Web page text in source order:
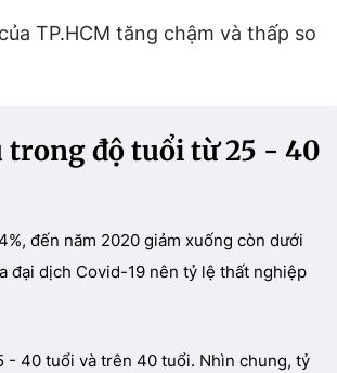
TP.HCM tăng chậm và thấp so
trong độ tuổi từ 25 - 40
đến năm 2020 giảm xuống còn dưới
đại dịch Covid-19 nên tỷ lệ thất nghiệp
40 tuổi và trên 40 tuổi. Nhìn chung, tỷ